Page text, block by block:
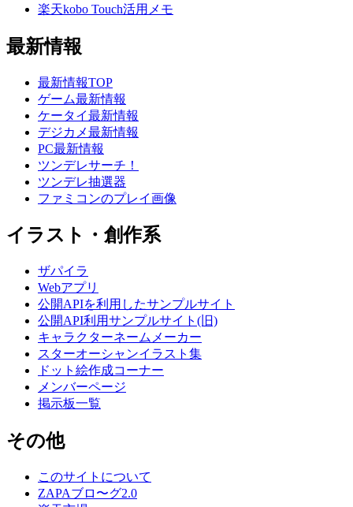
楽天kobo Touch活用メモ
最新情報
最新情報TOP
ゲーム最新情報
ケータイ最新情報
デジカメ最新情報
PC最新情報
ツンデレサーチ！
ツンデレ抽選器
ファミコンのプレイ画像
イラスト・創作系
ザパイラ
Webアプリ
公開APIを利用したサンプルサイト
公開API利用サンプルサイト(旧)
キャラクターネームメーカー
スターオーシャンイラスト集
ドット絵作成コーナー
メンバーページ
掲示板一覧
その他
このサイトについて
ZAPAブロ〜グ2.0